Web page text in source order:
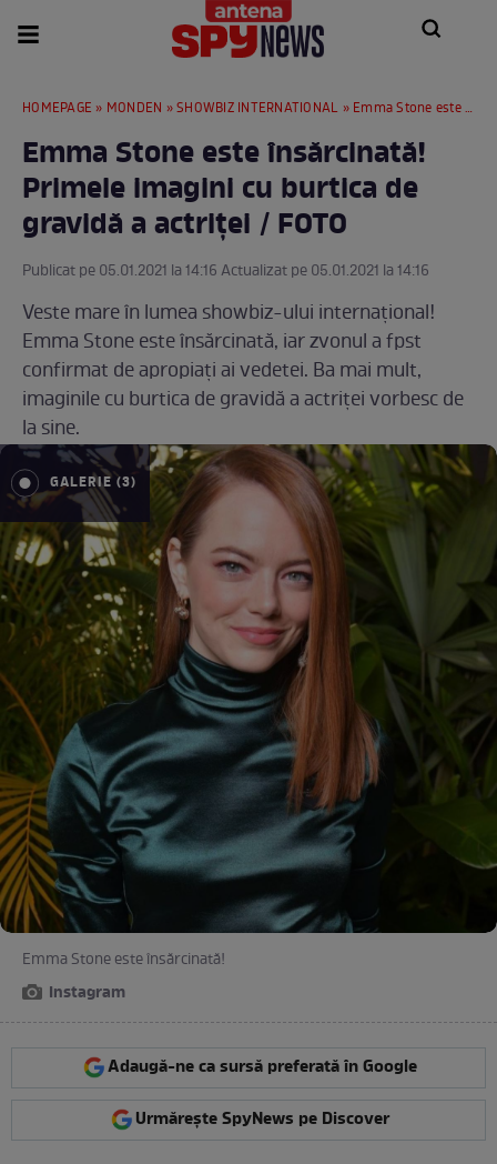
HOMEPAGE » MONDEN »SHOWBIZ INTERNATIONAL » Emma Stone este însărcinată! Primele imagini cu burtica de gravidă a actriței / FOTO
Emma Stone este însărcinată!
Primele imagini cu burtica de
gravidă a actriței / FOTO
Publicat pe 05.01.2021 la 14:16 Actualizat pe 05.01.2021 la 14:16
Veste mare în lumea showbiz-ului internațional!
Emma Stone este însărcinată, iar zvonul a fpst
confirmat de apropiați ai vedetei. Ba mai mult,
imaginile cu burtica de gravidă a actriței vorbesc de
la sine.
GALERIE (3)
Emma Stone este însărcinată!
Instagram
Adaugă-ne ca sursă preferată în Google
Urmărește SpyNews pe Discover